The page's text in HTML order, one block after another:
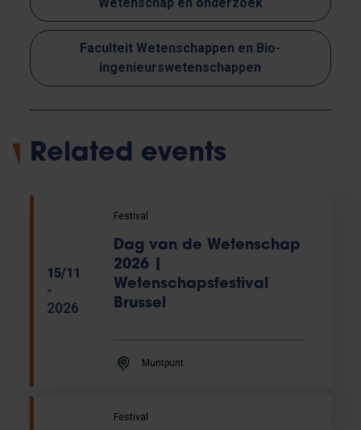
Wetenschap en onderzoek
Faculteit Wetenschappen en Bio-
ingenieurswetenschappen
Related events
15/11
-
2026
Festival
Dag van de Wetenschap
2026 |
Wetenschapsfestival
Brussel
Muntpunt
Festival